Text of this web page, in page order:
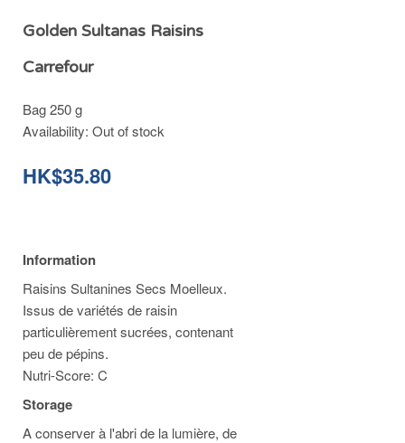
Golden Sultanas Raisins
Carrefour
Bag 250 g
Availability: Out of stock
HK$35.80
Information
Raisins Sultanines Secs Moelleux.
Issus de variétés de raisin
particulièrement sucrées, contenant
peu de pépins.
Nutri-Score: C
Storage
A conserver à l'abri de la lumière, de